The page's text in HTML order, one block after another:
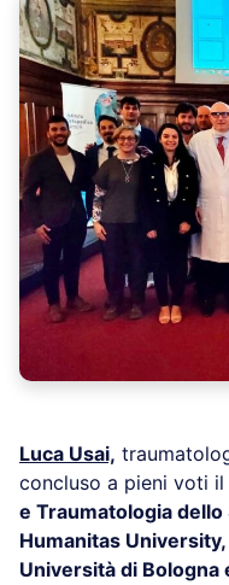
Luca Usai,
concluso a pieni voti il
e Traumatologia dello
Humanitas
Università di Bologna